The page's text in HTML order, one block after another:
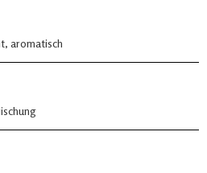
aromatisch